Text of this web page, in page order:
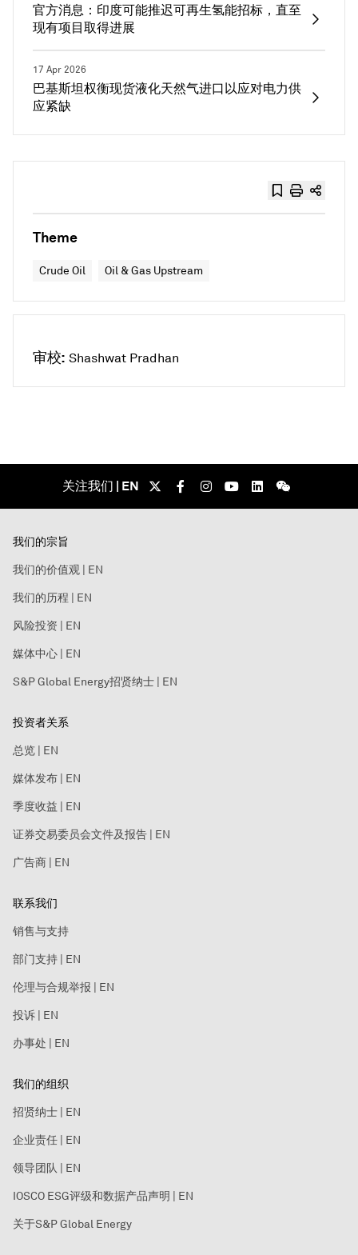
官方消息：印度可能推迟可再生氢能招标，直至
现有项目取得进展
17 Apr 2026
巴基斯坦权衡现货液化天然气进口以应对电力供
应紧缺
Theme
Crude Oil Oil & Gas Upstream
审校: Shashwat Pradhan
关注我们 | EN
我们的宗旨
我们的价值观 | EN
我们的历程 | EN
风险投资 | EN
媒体中心 | EN
S&P Global Energy招贤纳士 | EN
投资者关系
总览 | EN
媒体发布 | EN
季度收益 | EN
证券交易委员会文件及报告 | EN
广告商 | EN
联系我们
销售与支持
部门支持 | EN
伦理与合规举报 | EN
投诉 | EN
办事处 | EN
我们的组织
招贤纳士 | EN
企业责任 | EN
领导团队 | EN
IOSCO ESG评级和数据产品声明 | EN
关于S&P Global Energy